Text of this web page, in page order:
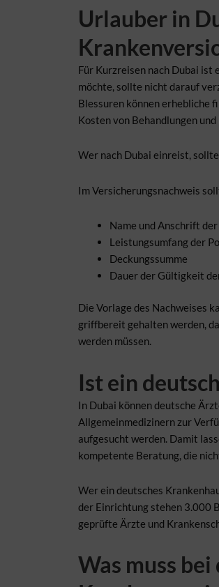
Urlauber in
Für Kurzreisen nach Dubai ist
möchte, sollte nicht darauf
Blessuren können erhebliche
Kosten von Behandlungen
Wer nach Dubai einreist,
Im Versicherungsnachweis
Name und Anschrift
Leistungsumfang der
Deckungssumme
Dauer der Gültigkeit
Die Vorlage des Nachweises
griffbereit gehalten werden,
werden müssen.
Ist ein
In Dubai können deutsche
Allgemeinmedizinern zur
aufgesucht werden. Damit
kompetente Beratung, die
Wer ein deutsches
der Einrichtung stehen 3.000
geprüfte Ärzte und
Was muss